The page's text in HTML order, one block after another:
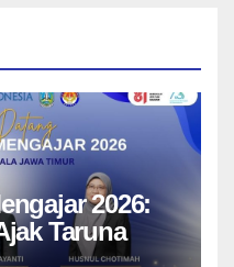
2026:
Taruna
Jawa Timur